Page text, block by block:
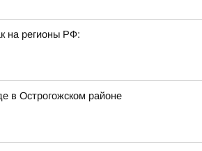
на регионы РФ:
в Острогожском районе